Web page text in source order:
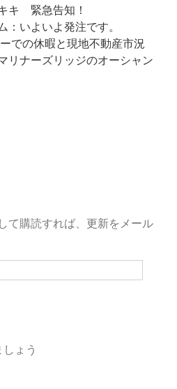
キ 緊急告知！
：いよいよ発注です。
での休暇と現地不動産市況
リナーズリッジのオーシャン
て購読すれば、更新をメール
ょう